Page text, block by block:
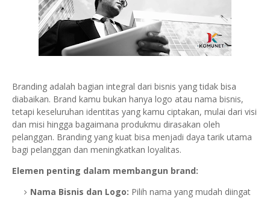
Branding adalah bagian integral dari bisnis yang tidak bisa
diabaikan. Brand kamu bukan hanya logo atau nama bisnis,
tetapi keseluruhan identitas yang kamu ciptakan, mulai dari visi
dan misi hingga bagaimana produkmu dirasakan oleh
pelanggan. Branding yang kuat bisa menjadi daya tarik utama
bagi pelanggan dan meningkatkan loyalitas.
Elemen penting dalam membangun brand:
Nama Bisnis dan Logo: Pilih nama yang mudah diingat